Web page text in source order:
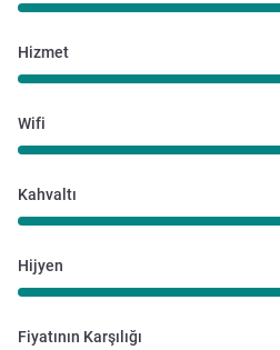
Hizmet
Wifi
Kahvaltı
Hijyen
Fiyatının Karşılığı